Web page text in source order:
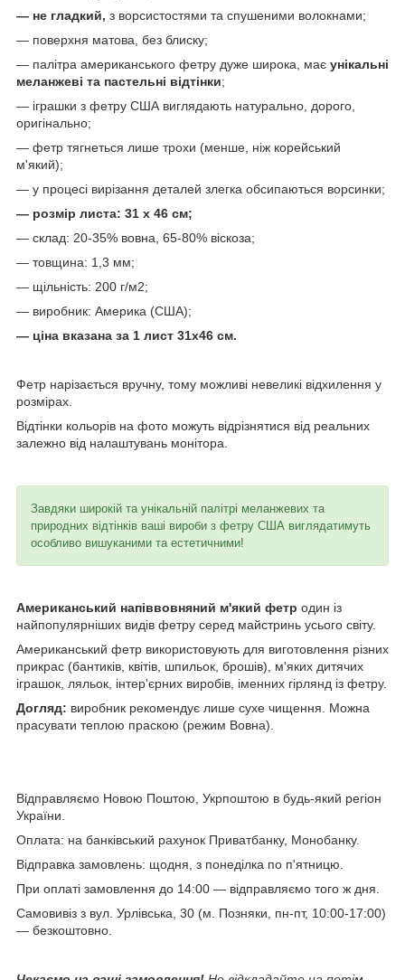
— не гладкий, з ворсистостями та спушеними волокнами;
— поверхня матова, без блиску;
— палітра американського фетру дуже широка, має унікальні
меланжеві та пастельні відтінки;
— іграшки з фетру США виглядають натурально, дорого,
оригінально;
— фетр тягнеться лише трохи (менше, ніж корейський
м'який);
— у процесі вирізання деталей злегка обсипаються ворсинки;
— розмір листа: 31 х 46 см;
— склад: 20-35% вовна, 65-80% віскоза;
— товщина: 1,3 мм;
— щільність: 200 г/м2;
— виробник: Америка (США);
— ціна вказана за 1 лист 31х46 см.
Фетр нарізається вручну, тому можливі невеликі відхилення у
розмірах.
Відтінки кольорів на фото можуть відрізнятися від реальних
залежно від налаштувань монітора.
Завдяки широкій та унікальній палітрі меланжевих та
природних відтінків ваші вироби з фетру США виглядатимуть
особливо вишуканими та естетичними!
Американський напіввовняний м'який фетр один із
найпопулярніших видів фетру серед майстринь усього світу.
Американський фетр використовують для виготовлення різних
прикрас (бантиків, квітів, шпильок, брошів), м'яких дитячих
іграшок, ляльок, інтер'єрних виробів, іменних гірлянд із фетру.
Догляд: виробник рекомендує лише сухе чищення. Можна
прасувати теплою праскою (режим Вовна).
Відправляємо Новою Поштою, Укрпоштою в будь-який регіон
України.
Оплата: на банківський рахунок Приватбанку, Монобанку.
Відправка замовлень: щодня, з понеділка по п'ятницю.
При оплаті замовлення до 14:00 — відправляємо того ж дня.
Самовивіз з вул. Урлівська, 30 (м. Позняки, пн-пт, 10:00-17:00)
— безкоштовно.